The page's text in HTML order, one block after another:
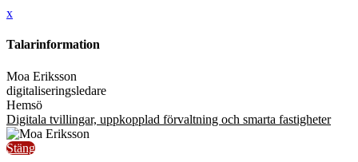
x
Talarinformation
Moa Eriksson
digitaliseringsledare
Hemsö
Digitala tvillingar, uppkopplad förvaltning och smarta fastigheter
Stäng